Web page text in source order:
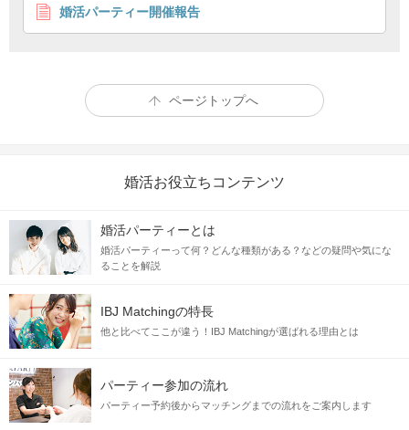
Googlemapに切り替え
名古屋駅から徒歩3分
地下鉄名古屋駅 地下10番出口より 徒歩3分。KITTEの向かい、「カ
ラオケ JOY SOUND」が入った隣のビル「東進名駅ビル」2階が会場
です。
婚活パーティー開催報告
ページトップへ
婚活お役立ちコンテンツ
婚活パーティーとは
婚活パーティーって何？どんな種類がある？などの疑問や気にな
ることを解説
IBJ Matchingの特長
他と比べてここが違う！IBJ Matchingが選ばれる理由とは
パーティー参加の流れ
パーティー予約後からマッチングまでの流れをご案内します